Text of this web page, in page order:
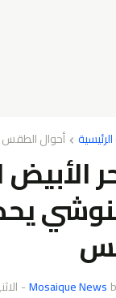
أحوال الطقس
Mosaique News
-